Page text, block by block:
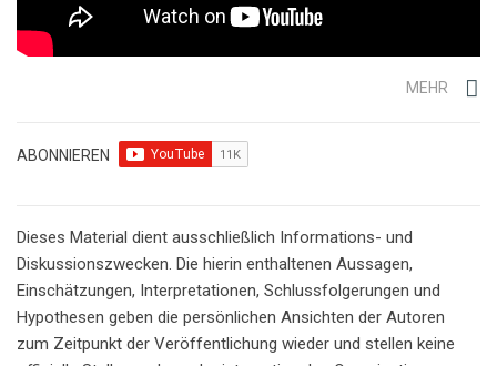
MEHR
ABONNIEREN
Dieses Material dient ausschließlich Informations- und
Diskussionszwecken. Die hierin enthaltenen Aussagen,
Einschätzungen, Interpretationen, Schlussfolgerungen und
Hypothesen geben die persönlichen Ansichten der Autoren
zum Zeitpunkt der Veröffentlichung wieder und stellen keine